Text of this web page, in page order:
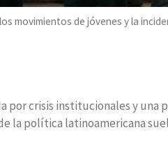
movimientos de jóvenes y la
por crisis institucionales y
la política latinoamericana